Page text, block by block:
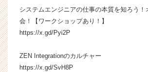
ト
チ
リ
システムエンジニアの仕事の本質を知ろう！
会！【ワークショップあり！】
https://x.gd/Pyi2P
ZEN Integrationのカルチャー
https://x.gd/SvH8P